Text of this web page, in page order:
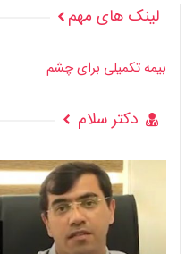
لینک های مهم
بیمه تکمیلی برای چشم
دکتر سلام